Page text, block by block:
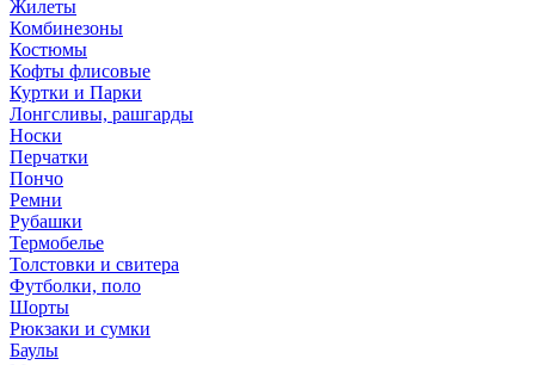
Жилеты
Комбинезоны
Костюмы
Кофты флисовые
Куртки и Парки
Лонгсливы, рашгарды
Носки
Перчатки
Пончо
Ремни
Рубашки
Термобелье
Толстовки и свитера
Футболки, поло
Шорты
Рюкзаки и сумки
Баулы